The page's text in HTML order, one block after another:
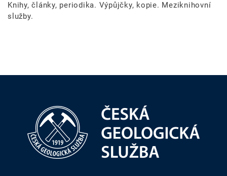
Knihy, články, periodika. Výpůjčky, kopie. Meziknihovní
služby.